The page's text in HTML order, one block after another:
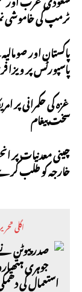
ٹرمپ کی خاموشی
پاکستان اور
پاسپورٹس پر ویزا
غزہ کی حکمرانی پر
سخت پیغام
چینی معدنیات پر
خارجہ کو طلب
اگلی